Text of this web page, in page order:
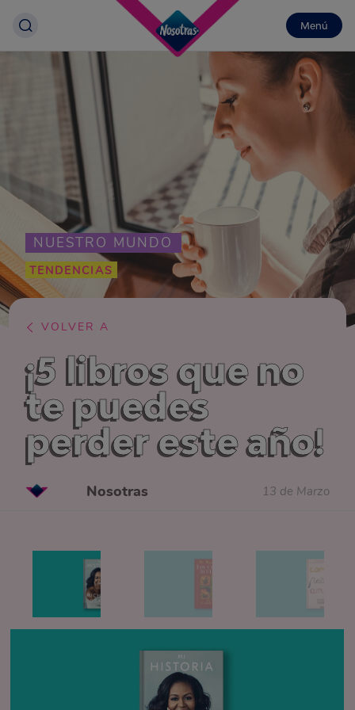
Menú
NUESTRO MUNDO
TENDENCIAS
VOLVER A
¡5 libros que no
te puedes
perder este año!
Nosotras 13 de Marzo